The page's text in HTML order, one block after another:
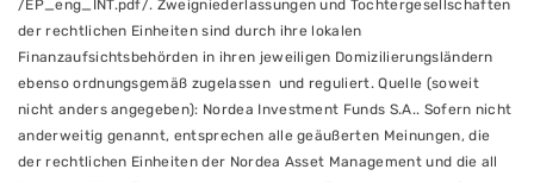
/EP_eng_INT.pdf/. Zweigniederlassungen und Tochtergesellschaften
der rechtlichen Einheiten sind durch ihre lokalen
Finanzaufsichtsbehörden in ihren jeweiligen Domizilierungsländern
ebenso ordnungsgemäß zugelassen und reguliert. Quelle (soweit
nicht anders angegeben): Nordea Investment Funds S.A.. Sofern nicht
anderweitig genannt, entsprechen alle geäußerten Meinungen, die
der rechtlichen Einheiten der Nordea Asset Management und die all